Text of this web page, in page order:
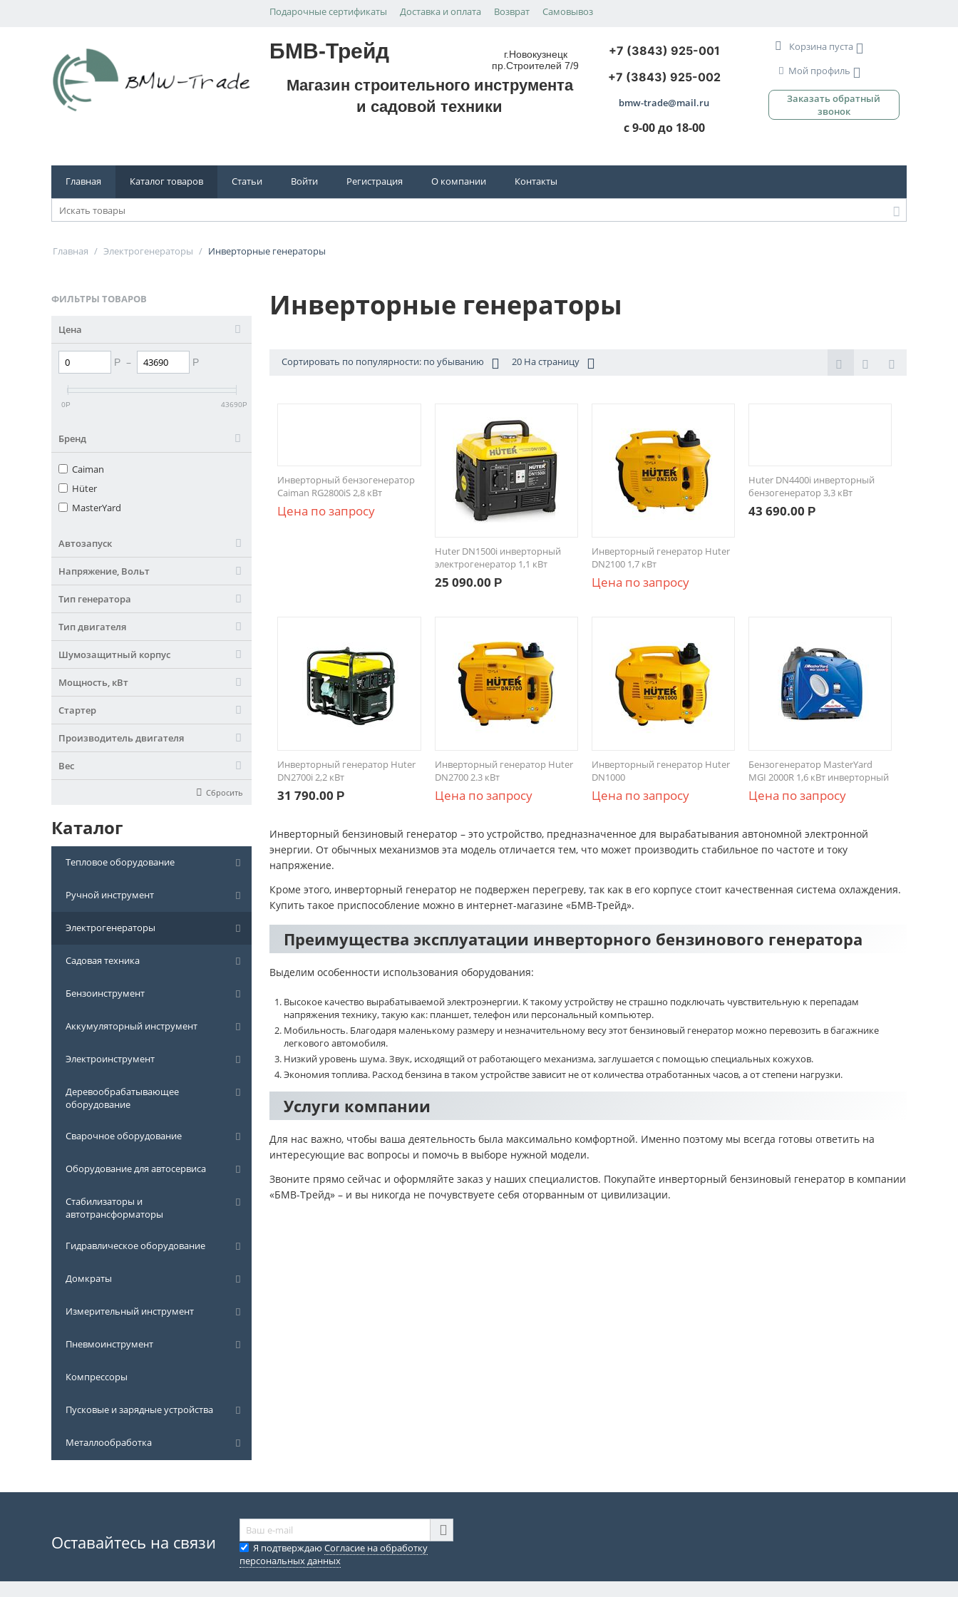
Подарочные сертификаты Доставка и оплата Возврат Самовывоз
БМВ-Трейд
г.Новокузнецк
пр.Строителей 7/9
Магазин строительного инструмента
и садовой техники
+7 (3843) 925-001
+7 (3843) 925-002
bmw-trade@mail.ru
с 9-00 до 18-00
Корзина пуста
Мой профиль
Заказать обратный
звонок
Главная Каталог товаров Статьи Войти Регистрация О компании Контакты
Главная / Электрогенераторы / Инверторные генераторы
ФИЛЬТРЫ ТОВАРОВ
Цена
Р – Р
0Р 43690Р
Бренд
Caiman
Hüter
MasterYard
Автозапуск
Напряжение, Вольт
Тип генератора
Тип двигателя
Шумозащитный корпус
Мощность, кВт
Стартер
Производитель двигателя
Вес
Сбросить
Каталог
Тепловое оборудование
Ручной инструмент
Электрогенераторы
Садовая техника
Бензоинструмент
Аккумуляторный инструмент
Электроинструмент
Деревообрабатывающее
оборудование
Сварочное оборудование
Оборудование для автосервиса
Стабилизаторы и
автотрансформаторы
Гидравлическое оборудование
Домкраты
Измерительный инструмент
Пневмоинструмент
Компрессоры
Пусковые и зарядные устройства
Металлообработка
Инверторные генераторы
Сортировать по популярности: по убыванию 20 На страницу
Инверторный бензогенератор
Caiman RG2800iS 2,8 кВт
Цена по запросу
Huter DN1500i инверторный
электрогенератор 1,1 кВт
25 090.00 Р
Инверторный генератор Huter
DN2100 1,7 кВт
Цена по запросу
Huter DN4400i инверторный
бензогенератор 3,3 кВт
43 690.00 Р
Инверторный генератор Huter
DN2700i 2,2 кВт
31 790.00 Р
Инверторный генератор Huter
DN2700 2.3 кВт
Цена по запросу
Инверторный генератор Huter
DN1000
Цена по запросу
Бензогенератор MasterYard
MGI 2000R 1,6 кВт инверторный
Цена по запросу
Инверторный бензиновый генератор – это устройство, предназначенное для вырабатывания автономной электронной
энергии. От обычных механизмов эта модель отличается тем, что может производить стабильное по частоте и току
напряжение.
Кроме этого, инверторный генератор не подвержен перегреву, так как в его корпусе стоит качественная система охлаждения.
Купить такое приспособление можно в интернет-магазине «БМВ-Трейд».
Преимущества эксплуатации инверторного бензинового генератора
Выделим особенности использования оборудования:
Высокое качество вырабатываемой электроэнергии. К такому устройству не страшно подключать чувствительную к перепадам
напряжения технику, такую как: планшет, телефон или персональный компьютер.
Мобильность. Благодаря маленькому размеру и незначительному весу этот бензиновый генератор можно перевозить в багажнике
легкового автомобиля.
Низкий уровень шума. Звук, исходящий от работающего механизма, заглушается с помощью специальных кожухов.
Экономия топлива. Расход бензина в таком устройстве зависит не от количества отработанных часов, а от степени нагрузки.
Услуги компании
Для нас важно, чтобы ваша деятельность была максимально комфортной. Именно поэтому мы всегда готовы ответить на
интересующие вас вопросы и помочь в выборе нужной модели.
Звоните прямо сейчас и оформляйте заказ у наших специалистов. Покупайте инверторный бензиновый генератор в компании
«БМВ-Трейд» – и вы никогда не почувствуете себя оторванным от цивилизации.
Оставайтесь на связи Я подтверждаю Согласие на обработку
персональных данных